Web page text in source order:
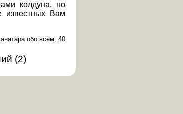
колдуна, но
известных Вам
обо всём, 40
(2)